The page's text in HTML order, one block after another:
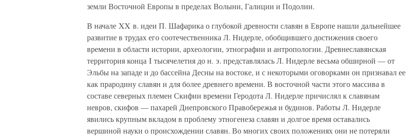
земли Восточной Европы в пределах Волыни, Галиции и Подолии.
В начале XX в. идеи П. Шафарика о глубокой древности славян в Европе нашли дальнейшее
развитие в трудах его соотечественника Л. Нидерле, обобщившего достижения своего
времени в области истории, археологии, этнографии и антропологии. Древнеславянская
территория конца I тысячелетия до н. э. представлялась Л. Нидерле весьма обширной — от
Эльбы на западе и до бассейна Десны на востоке, и с некоторыми оговорками он признавал ее
как прародину славян и для более древнего времени. В восточной части этого массива в
составе северных племен Скифии времени Геродота Л. Нидерле причислял к славянам
невров, скифов — пахарей Днепровского Правобережья и будинов. Работы Л. Нидерле
явились крупным вкладом в проблему этногенеза славян и долгое время оставались
вершиной науки о происхождении славян. Во многих своих положениях они не потеряли